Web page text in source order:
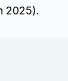
2025).